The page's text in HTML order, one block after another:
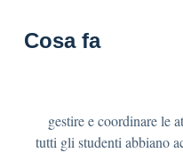
Cosa fa
gestire e coordinare le
tutti gli studenti abbiano